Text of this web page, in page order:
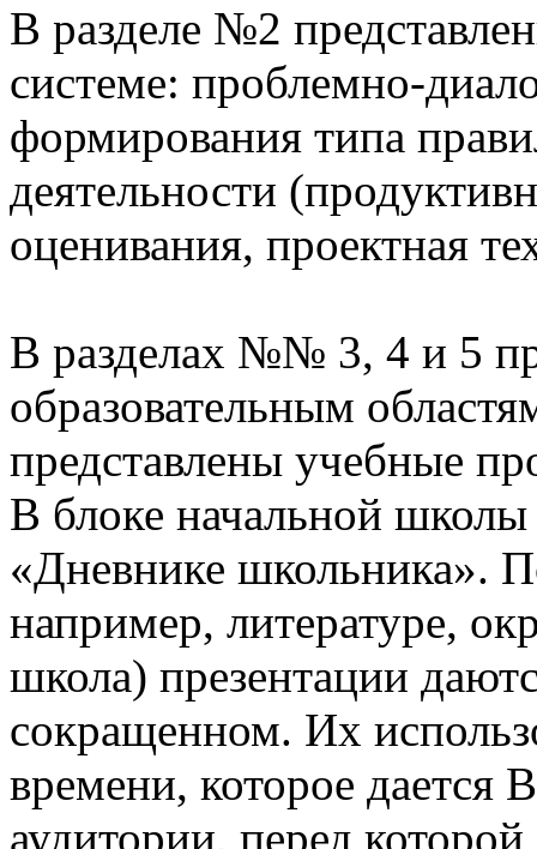
В разделе №2
системе: проблемно-
формирования типа
деятельности
оценивания, проектная
В разделах №№ 3, 4 и 5
образовательным
представлены учебные
В блоке начальной
«Дневнике школьника».
например, литературе,
школа) презентации
сокращенном. Их
времени, которое дается
аудитории, перед